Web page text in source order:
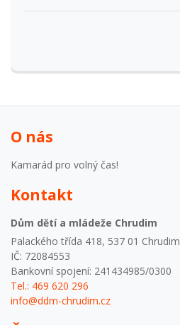
O nás
Kamarád pro volný čas!
Kontakt
Dům dětí a mládeže Chrudim
Palackého třída 418, 537 01 Chrudim
IČ: 72084553
Bankovní spojení: 241434985/0300
Tel.: 469 620 296
info@ddm-chrudim.cz